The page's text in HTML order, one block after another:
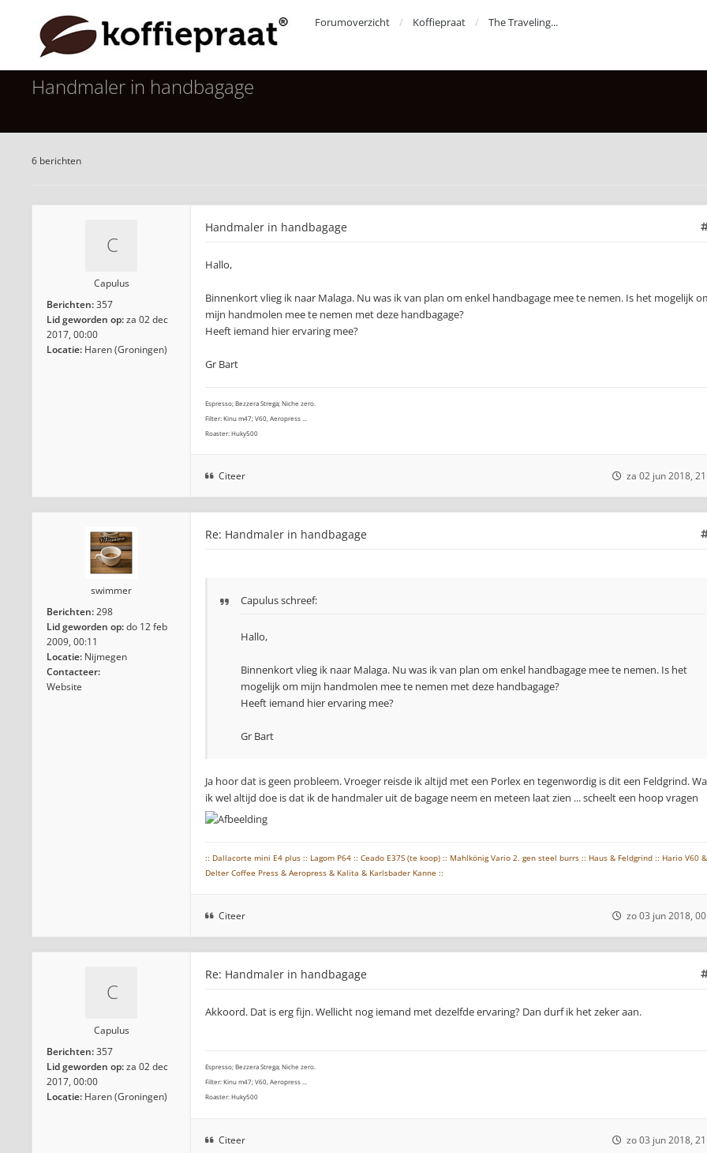
Forumoverzicht Koffiepraat The Traveling...
Handmaler in handbagage
6 berichten
Capulus
Berichten:357
Lid geworden op:za 02 dec
2017, 00:00
Locatie: Haren (Groningen)
Handmaler in handbagage
Hallo,
Binnenkort vlieg ik naar Malaga. Nu was ik van plan om enkel handbagage mee te nemen. Is het mogelijk
mijn handmolen mee te nemen met deze handbagage?
Heeft iemand hier ervaring mee?
Gr Bart
Espresso; Bezzera Strega; Niche zero.
Filter: Kinu m47; V60, Aeropress ...
Roaster: Huky500
Citeer za 02 jun 2018,
swimmer
Berichten:298
Lid geworden op:do 12 feb
2009, 00:11
Locatie: Nijmegen
Contacteer:
Website
Re: Handmaler in handbagage
Capulus schreef:
Hallo,
Binnenkort vlieg ik naar Malaga. Nu was ik van plan om enkel handbagage mee te nemen. Is het
mogelijk om mijn handmolen mee te nemen met deze handbagage?
Heeft iemand hier ervaring mee?
Gr Bart
Ja hoor dat is geen probleem. Vroeger reisde ik altijd met een Porlex en tegenwordig is dit een Feldgrind.
ik wel altijd doe is dat ik de handmaler uit de bagage neem en meteen laat zien ... scheelt een hoop vragen
:: Dallacorte mini E4 plus :: Lagom P64 :: Ceado E37S (te koop) :: Mahlkönig Vario 2. gen steel burrs :: Haus & Feldgrind :: Hario V60 &
Delter Coffee Press & Aeropress & Kalita & Karlsbader Kanne ::
Citeer zo 03 jun 2018,
Capulus
Berichten:357
Lid geworden op:za 02 dec
2017, 00:00
Locatie: Haren (Groningen)
Re: Handmaler in handbagage
Akkoord. Dat is erg fijn. Wellicht nog iemand met dezelfde ervaring? Dan durf ik het zeker aan.
Espresso; Bezzera Strega; Niche zero.
Filter: Kinu m47; V60, Aeropress ...
Roaster: Huky500
Citeer zo 03 jun 2018,